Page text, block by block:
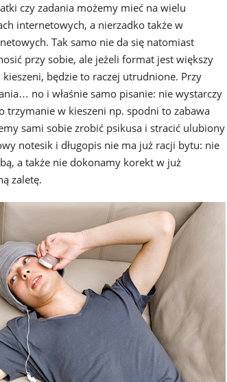
czy zadania możemy mieć na wielu
internetowych, a nierzadko także w
Tak samo nie da się natomiast
przy sobie, ale jeżeli format jest większy
będzie to raczej utrudnione. Przy
no i właśnie samo pisanie: nie wystarczy
trzymanie w kieszeni np. spodni to zabawa
sami sobie zrobić psikusa i stracić ulubiony
notesik i długopis nie ma już racji bytu: nie
a także nie dokonamy korekt w już
zaletę.